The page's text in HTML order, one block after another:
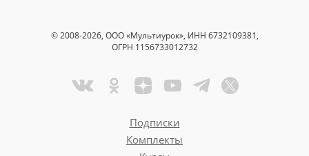
© 2008-2026, ООО «Мультиурок», ИНН 6732109381,
ОГРН 1156733012732
Подписки
Комплекты